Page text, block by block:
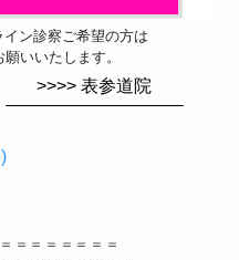
ン診察ご希望の方は
いいたします。
>>>> 表参道院
＝＝＝＝＝＝＝